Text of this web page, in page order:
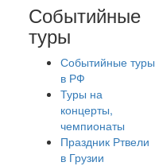
Событийные
туры
Событийные туры
в РФ
Туры на
концерты,
чемпионаты
Праздник Ртвели
в Грузии